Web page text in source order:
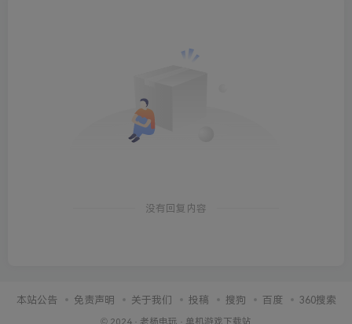
没有回复内容
本站公告 免责声明 关于我们 投稿 搜狗 百度 360搜索
© 2024 · 老杨电玩 · 单机游戏下载站